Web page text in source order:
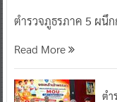
ตำรวจภูธรภาค 5 ผนึก
Read More
ตำ